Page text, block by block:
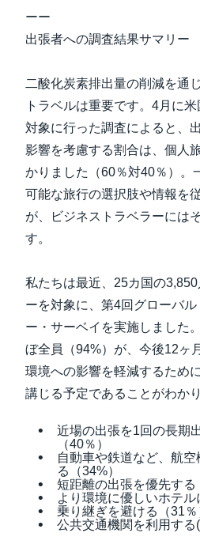
España
導入事例
サステナビリティ
働きかた改革
自治体・公共機関・教育機関等
ーー
出張者への調査結果サマリー
二酸化炭素排出量の削減を通
トラベルは重要です。4月に
対象に行った調査によると、
影響を考慮する割合は、個人
かりました（60％対40％）。
可能な旅行の選択肢や情報を
が、ビジネストラベラーには
す。
私たちは最近、25カ国の
ーを対象に、第4回グローバ
ー・サーベイを実施しました
ぼ全員（94%）が、今後12ヶ
環境への影響を軽減するため
講じる予定であることがわか
近場の出張を1回の長期
（40％）
自動車や鉄道など、航
る（34%）
短距離の出張を優先する
より環境に優しいホテ
乗り継ぎを避ける（31％
公共交通機関を利用する